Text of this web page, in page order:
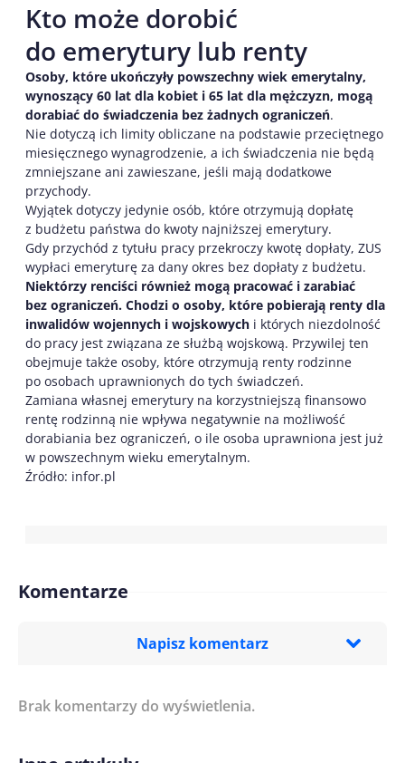
Kto może dorobić
do emerytury lub renty
Osoby, które ukończyły powszechny wiek emerytalny,
wynoszący 60 lat dla kobiet i 65 lat dla mężczyzn, mogą
dorabiać do świadczenia bez żadnych ograniczeń.
Nie dotyczą ich limity obliczane na podstawie przeciętnego
miesięcznego wynagrodzenie, a ich świadczenia nie będą
zmniejszane ani zawieszane, jeśli mają dodatkowe
przychody.
Wyjątek dotyczy jedynie osób, które otrzymują dopłatę
z budżetu państwa do kwoty najniższej emerytury.
Gdy przychód z tytułu pracy przekroczy kwotę dopłaty, ZUS
wypłaci emeryturę za dany okres bez dopłaty z budżetu.
Niektórzy renciści również mogą pracować i zarabiać
bez ograniczeń. Chodzi o osoby, które pobierają renty dla
inwalidów wojennych i wojskowych i których niezdolność
do pracy jest związana ze służbą wojskową. Przywilej ten
obejmuje także osoby, które otrzymują renty rodzinne
po osobach uprawnionych do tych świadczeń.
Zamiana własnej emerytury na korzystniejszą finansowo
rentę rodzinną nie wpływa negatywnie na możliwość
dorabiania bez ograniczeń, o ile osoba uprawniona jest już
w powszechnym wieku emerytalnym.
Źródło: infor.pl
Komentarze
Napisz komentarz
Imię/ Nick*
Brak komentarzy do wyświetlenia.